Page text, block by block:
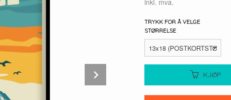
inkl. mva.
TRYKK FOR Å VELGE
STØRRELSE
KJØP